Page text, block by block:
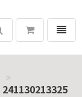
選單
241130213325